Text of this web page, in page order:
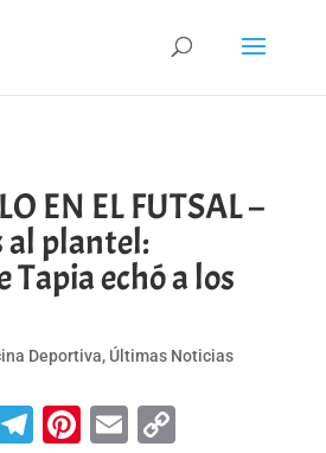
EN EL FUTSAL –
al plantel:
Tapia echó a los
Deportiva, Últimas Noticias
Telegram
Pinterest
EmailCopy